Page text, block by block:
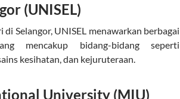
(UNISEL)
di Selangor, UNISEL menawarkan berbagai
mencakup bidang-bidang seperti
kesihatan, dan kejuruteraan.
University (MIU)